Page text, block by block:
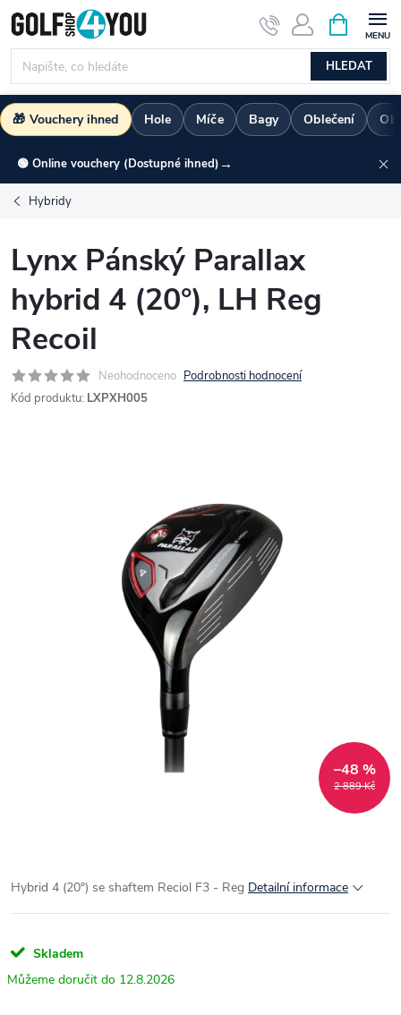
Přejít
na
obsah
HLEDAT
NÁKUPNÍ
KOŠÍK
🎁 Vouchery ihned Hole Míče Bagy Oblečení
🟢 Online vouchery (Dostupné ihned) →
Hybridy
Lynx Pánský Parallax
hybrid 4 (20°), LH Reg
Recoil
Neohodnoceno Podrobnosti hodnocení
Kód produktu: LXPXH005
2 889 Kč
–48 %
Hybrid 4 (20°) se shaftem Reciol F3 - Reg Detailní informace
Skladem
12.8.2026